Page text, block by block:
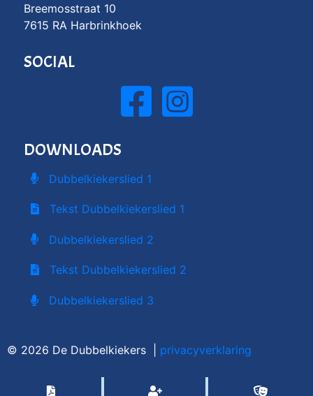
Breemosstraat 10
7615 RA Harbrinkhoek
SOCIAL
DOWNLOADS
Dubbelkiekerslied 1
Tekst Dubbelkiekerslied 1
Dubbelkiekerslied 2
Tekst Dubbelkiekerslied 2
Dubbelkiekerslied 3
© 2026 De Dubbelkiekers | privacyverklaring